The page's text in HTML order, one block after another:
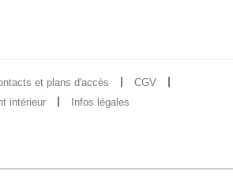
et plans d'accès
CGV
intérieur
Infos légales